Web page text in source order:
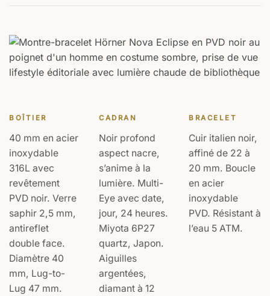
BOÎTIER
40 mm en acier
inoxydable
316L avec
revêtement
PVD noir. Verre
saphir 2,5 mm,
antireflet
double face.
Diamètre 40
mm, Lug-to-
Lug 47 mm.
CADRAN
Noir profond
aspect nacre,
s’anime à la
lumière. Multi-
Eye avec date,
jour, 24 heures.
Miyota 6P27
quartz, Japon.
Aiguilles
argentées,
diamant à 12
BRACELET
Cuir italien noir,
affiné de 22 à
20 mm. Boucle
en acier
inoxydable
PVD. Résistant à
l’eau 5 ATM.